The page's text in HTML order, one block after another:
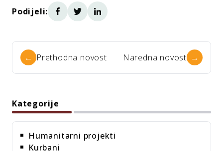
Podijeli:
← Prethodna novost Naredna novost →
Kategorije
Humanitarni projekti
Kurbani